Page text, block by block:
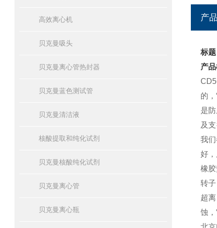
高效离心机
贝克曼吸头
贝克曼离心管热封器
贝克曼蓝色测试管
贝克曼清洁液
核酸提取和纯化试剂
贝克曼核酸纯化试剂
贝克曼离心管
贝克曼离心瓶
产
标
产
的
是
及
我
好
橡
转
超
蚀